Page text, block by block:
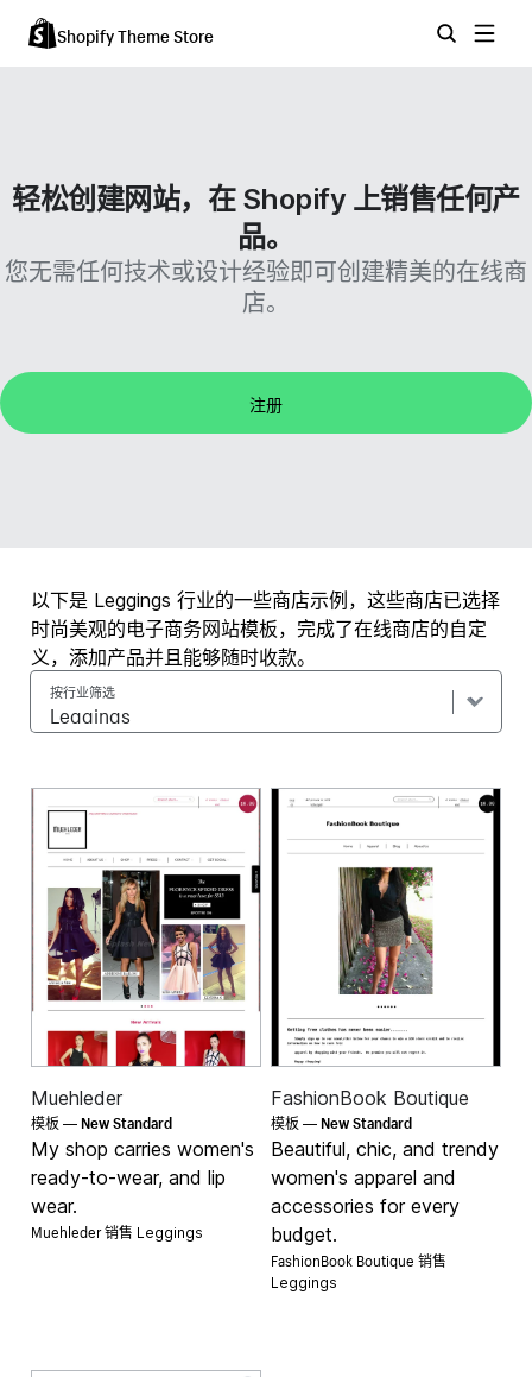
Shopify Theme Store
轻松创建网站，在 Shopify 上销售任何产
品。
您无需任何技术或设计经验即可创建精美的在线商
店。
注册
以下是 Leggings 行业的一些商店示例，这些商店已选择
时尚美观的电子商务网站模板，完成了在线商店的自定
义，添加产品并且能够随时收款。
按行业筛选
Muehleder
模板 —New Standard
My shop carries women's
ready-to-wear, and lip
wear.
Muehleder 销售 Leggings
FashionBook Boutique
模板 — New Standard
Beautiful, chic, and trendy
women's apparel and
accessories for every
budget.
FashionBook Boutique 销售
Leggings